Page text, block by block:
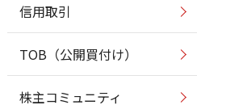
信用取引
TOB（公開買付け）
株主コミュニティ